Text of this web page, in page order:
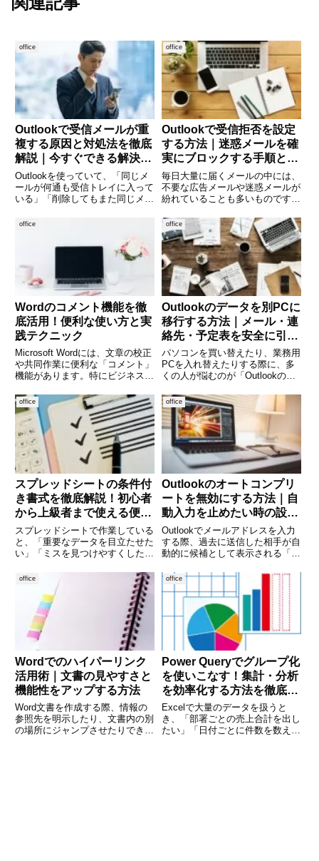
office
Outlookで受信メールが重
複する原因と対処法を徹底
解説｜今すぐできる解決策
まとめ
Outlookを使っていて、「同じメ
ールが何通も受信トレイに入って
いる」「削除してもまた同じメー
せんか。受信メールの重複は、業
く、重要なメールを見落とす原因
にもなります。実はこの現象
office
Outlookで受信拒否を設定
する方法｜迷惑メールを確
実にブロックする手順と注
意点
毎日大量に届くメールの中には、
不要な広告メールや迷惑メールが
紛れていることも多いものです。
の相手からのメールを受信したく
ない」「同じ差出人から何度も届
く迷惑メールを止めたい」と感じ
る場面は少なくありません
office
Wordのコメント機能を徹
底活用！便利な使い方と実
践テクニック
Microsoft Wordには、文章の校正
や共同作業に便利な「コメント」
機能があります。特にビジネス文
確認・修正する際に欠かせないツ
ールです。しかし、意外と使いこ
なせていない方も多いのではない
でしょうか。本記
office
Outlookのデータを別PCに
移行する方法｜メール・連
絡先・予定表を安全に引き
継ぐ手順
パソコンを買い替えたり、業務用
PCを入れ替えたりする際に、多
くの人が悩むのが「Outlookのデ
ルだけでなく、連絡先（アドレス
帳）、予定表、タスクなど、日常
業務に欠かせない情報を管理して
います。これらを正
office
スプレッドシートの条件付
き書式を徹底解説！初心者
から上級者まで使える便利
テクニック集
スプレッドシートで作業している
と、「重要なデータを目立たせた
い」「ミスを見つけやすくした
か。そんなときに役立つのが「条
件付き書式」です。条件付き書式
を使えば、特定の条件に応じてセ
ルの色や文字のスタイルを自動的
に変
office
Outlookのオートコンプリ
ートを無効にする方法｜自
動入力を止めたい時の設定
手順と注意点
Outlookでメールアドレスを入力
する際、過去に送信した相手が自
動的に候補として表示される「オ
反面、誤送信の原因になったり、
共有PCで他人のアドレスが表示
されてしまうなど、思わぬトラブ
ルを招くことがあります。
office
Wordでのハイパーリンク
活用術｜文書の見やすさと
機能性をアップする方法
Word文書を作成する際、情報の
参照先を明示したり、文書内の別
の場所にジャンプさせたりできる
office
Power Queryでグループ化
を使いこなす！集計・分析
を効率化する方法を徹底解
説
Excelで大量のデータを扱うと
き、「部署ごとの売上合計を出し
たい」「日付ごとに件数を数えた